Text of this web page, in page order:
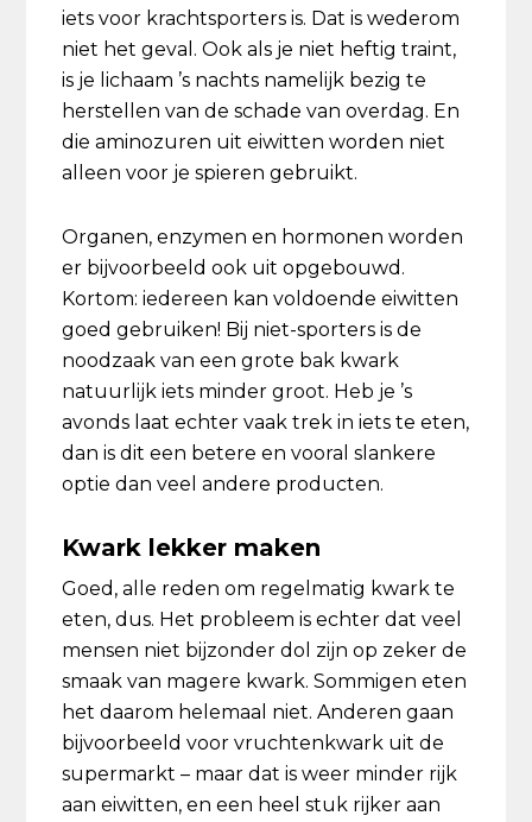
iets voor krachtsporters is. Dat is wederom
niet het geval. Ook als je niet heftig traint,
is je lichaam ’s nachts namelijk bezig te
herstellen van de schade van overdag. En
die aminozuren uit eiwitten worden niet
alleen voor je spieren gebruikt.
Organen, enzymen en hormonen worden
er bijvoorbeeld ook uit opgebouwd.
Kortom: iedereen kan voldoende eiwitten
goed gebruiken! Bij niet-sporters is de
noodzaak van een grote bak kwark
natuurlijk iets minder groot. Heb je ’s
avonds laat echter vaak trek in iets te eten,
dan is dit een betere en vooral slankere
optie dan veel andere producten.
Kwark lekker maken
Goed, alle reden om regelmatig kwark te
eten, dus. Het probleem is echter dat veel
mensen niet bijzonder dol zijn op zeker de
smaak van magere kwark. Sommigen eten
het daarom helemaal niet. Anderen gaan
bijvoorbeeld voor vruchtenkwark uit de
supermarkt – maar dat is weer minder rijk
aan eiwitten, en een heel stuk rijker aan